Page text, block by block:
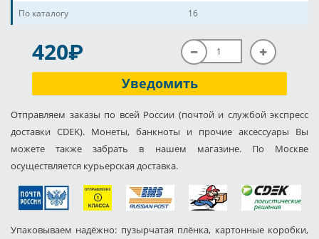
По каталогу
16
420P
Уведомить
Отправляем заказы по всей России (почтой и службой экспресс
доставки CDEK). Монеты, банкноты и прочие аксессуары Вы
можете также забрать в нашем магазине. По Москве
осуществляется курьерская доставка.
Упаковываем надёжно: пузырчатая плёнка, картонные коробки,